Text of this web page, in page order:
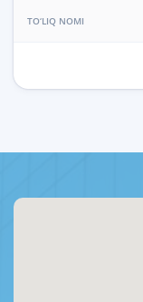
TO‘LIQ NOMI